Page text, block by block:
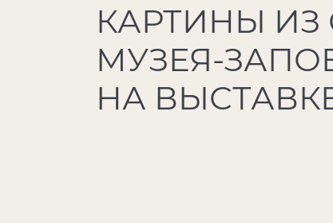
КАРТИНЫ
МУЗЕЯ-
НА